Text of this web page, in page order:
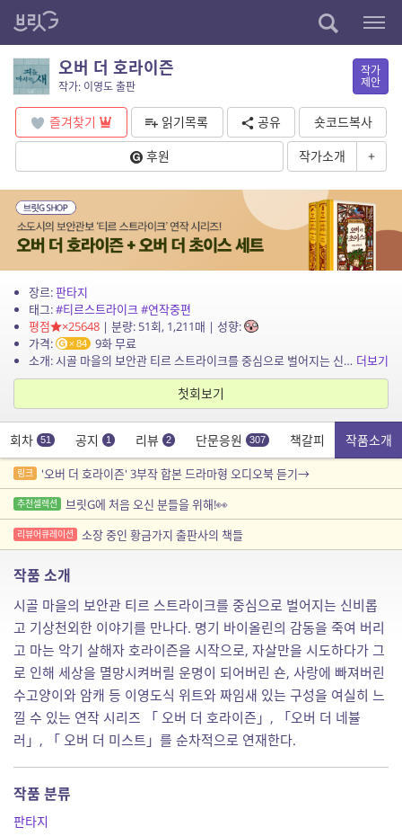
오버 더 호라이즌
작가: 이영도 출판
작가
제안
즐겨찾기 읽기목록 공유
숏코드복사
후원
작가소개 +
장르:판타지
태그:#티르스트라이크#연작중편
평점
×25648| 분량: 51회, 1,211매 | 성향:
가격:
84
9화 무료
소개: 시골 마을의 보안관 티르 스트라이크를 중심으로 벌어지는 신비롭고 기상천외한 이야기를 만나다. 명기 바이올린의 감동을 죽여 버리고 마는 악기 살해자 호라이즌을 시작으로, 자살만을 시... 더보기
첫회보기
회차 51 공지 1 리뷰 2 단문응원 307 책갈피 작품소개
링크 '오버 더 호라이즌' 3부작 합본 드라마형 오디오북 듣기→
추천셀렉션 브릿G에 처음 오신 분들을 위해!👀
리뷰어큐레이션 소장 중인 황금가지 출판사의 책들
작품 소개
시골 마을의 보안관 티르 스트라이크를 중심으로 벌어지는 신비롭
고 기상천외한 이야기를 만나다. 명기 바이올린의 감동을 죽여 버리
고 마는 악기 살해자 호라이즌을 시작으로, 자살만을 시도하다가 그
로 인해 세상을 멸망시켜버릴 운명이 되어버린 숀, 사랑에 빠져버린
수고양이와 암캐 등 이영도식 위트와 짜임새 있는 구성을 여실히 느
낄 수 있는 연작 시리즈 「 오버 더 호라이즌」, 「오버 더 네뷸
러」, 「 오버 더 미스트」를 순차적으로 연재한다.
작품 분류
판타지